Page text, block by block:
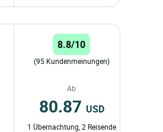
8.8/10
(95 Kundenmeinungen)
Ab
80.87 USD
1 Übernachtung, 2 Reisende